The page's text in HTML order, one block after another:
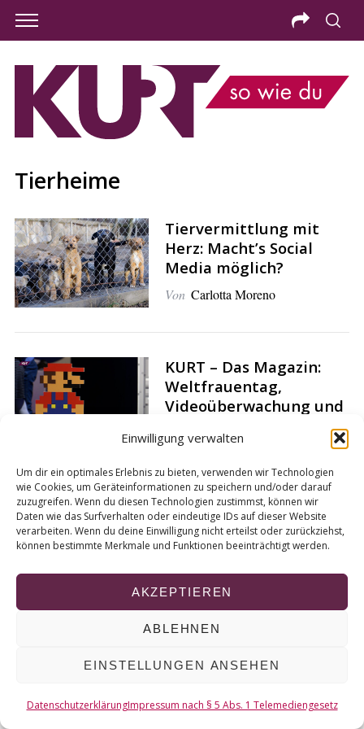
Einwilligung verwalten
Um dir ein optimales Erlebnis zu bieten, verwenden wir Technologien
wie Cookies, um Geräteinformationen zu speichern und/oder darauf
zuzugreifen. Wenn du diesen Technologien zustimmst, können wir
Daten wie das Surfverhalten oder eindeutige IDs auf dieser Website
verarbeiten. Wenn du deine Einwilligung nicht erteilst oder zurückziehst,
können bestimmte Merkmale und Funktionen beeinträchtigt werden.
AKZEPTIEREN
ABLEHNEN
EINSTELLUNGEN ANSEHEN
DatenschutzerklärungImpressum nach § 5 Abs. 1 Telemediengesetz
Tierheime
Tiervermittlung mit
Herz: Macht’s Social
Media möglich?
Von Carlotta Moreno
KURT – Das Magazin:
Weltfrauentag,
Videoüberwachung und
© 2026 KURT
NACH OBEN
e
r
c
h